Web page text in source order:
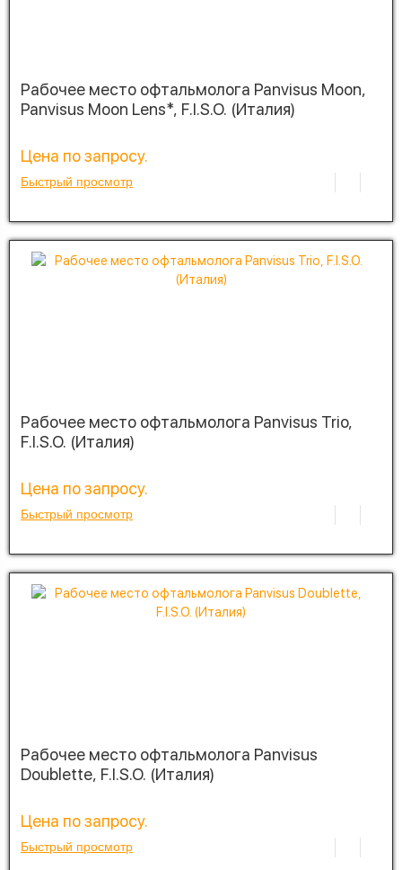
Рабочее место офтальмолога Panvisus Moon,
Panvisus Moon Lens*, F.I.S.O. (Италия)
Цена по запросу.
Быстрый просмотр
Рабочее место офтальмолога Panvisus Trio,
F.I.S.O. (Италия)
Цена по запросу.
Быстрый просмотр
Рабочее место офтальмолога Panvisus
Doublette, F.I.S.O. (Италия)
Цена по запросу.
Быстрый просмотр